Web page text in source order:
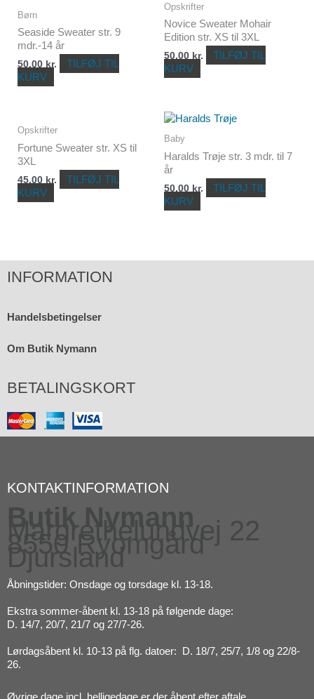
Børn
Seaside Sweater str. 9
mdr.-14 år
50,00 kr.
TILFØJ TIL
KURV
Opskrifter
Novice Sweater Mohair
Edition str. XS til 3XL
50,00 kr.
TILFØJ TIL
KURV
Opskrifter
Fortune Sweater str. XS til
3XL
45,00 kr.
TILFØJ TIL
KURV
Baby
Haralds Trøje str. 3 mdr. til 7
år
50,00 kr.
TILFØJ TIL
KURV
INFORMATION
Handelsbetingelser
Om Butik Nymann
BETALINGSKORT
KONTAKTINFORMATION
Butik Nymann
Margrethelundvej 22
8550 Ryomgård
Djursland
Åbningstider: Onsdage og torsdage kl. 13-18.
Ekstra sommer-åbent kl. 13-18 på følgende dage:
D. 14/7, 20/7, 21/7 og 27/7-26.
Lørdagsåbent kl. 10-13 på flg. datoer: D. 18/7, 25/7, 1/8 og 22/8-
26.
Øvrige dage incl. helligedage er der åbent efter aftale.